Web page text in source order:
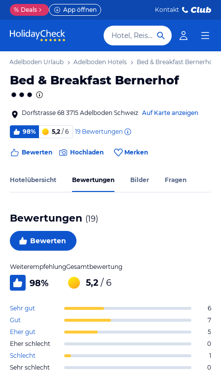
% Deals App öffnen Kontakt
Hotel, Reiseziel
Adelboden Urlaub Adelboden Hotels Bed & Breakfast Bernerhof
Bed & Breakfast Bernerhof
Dorfstrasse 68 3715 Adelboden Schweiz Auf Karte anzeigen
98% 5,2 / 6 19 Bewertungen
Bewerten Hochladen Merken
Hotelübersicht Bewertungen Bilder Fragen
Bewertungen (19)
Bewerten
Weiterempfehlung
98%
Gesamtbewertung
5,2 / 6
Sehr gut
6
Gut
7
Eher gut
5
Eher schlecht
0
Schlecht
1
Sehr schlecht
0